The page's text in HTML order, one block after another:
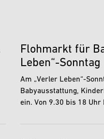
Flohmarkt für
Leben“-Sonntag
Am „Verler Leben“-
Babyausstattung,
ein. Von 9.30 bis 18